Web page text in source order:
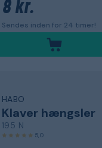
8 kr.
Sendes inden for 24 timer!
HABO
Klaver hængsler
195 N
5,0